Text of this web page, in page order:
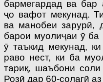
бармегардад ва
ҷо вафот мекунад.
ва манобеи зарурӣ,
барои муолиҷаи ӯ
ӯ таъкид мекунад,
раво нест, ки ба
тариқ, шаъбони
Розӣ дар 60-солагӣ